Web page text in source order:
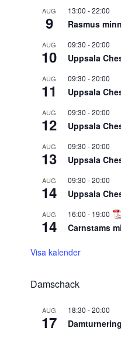
AUG
9
13:00 -22:00
Rasmus
AUG
10
09:30 -20:00
Uppsala
AUG
11
09:30 -20:00
Uppsala
AUG
12
09:30 -20:00
Uppsala
AUG
13
09:30 -20:00
Uppsala
AUG
14
09:30 -20:00
Uppsala
AUG
14
16:00 - 19:00
Carnstams
Visa kalender
Damschack
AUG
17
18:30 -20:00